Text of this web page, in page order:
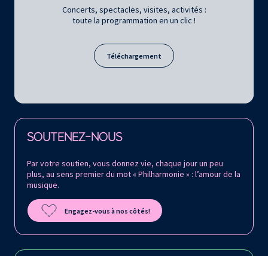
Concerts, spectacles, visites, activités :
toute la programmation en un clic !
Téléchargement
SOUTENEZ-NOUS
Par votre soutien, vous donnez vie, chaque jour un peu
plus, au sens premier du mot « Philharmonie » : l’amour de la
musique.
Engagez-vous à nos côtés!
Retrouvez la Philharmonie de Paris sur